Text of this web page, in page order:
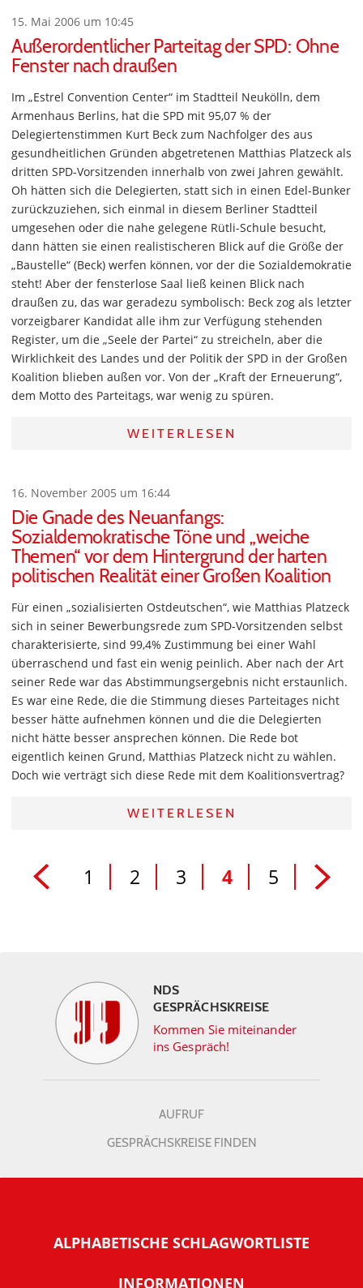
15. Mai 2006 um 10:45
Außerordentlicher Parteitag der SPD: Ohne
Fenster nach draußen
Im „Estrel Convention Center“ im Stadtteil Neukölln, dem
Armenhaus Berlins, hat die SPD mit 95,07 % der
Delegiertenstimmen Kurt Beck zum Nachfolger des aus
gesundheitlichen Gründen abgetretenen Matthias Platzeck als
dritten SPD-Vorsitzenden innerhalb von zwei Jahren gewählt.
Oh hätten sich die Delegierten, statt sich in einen Edel-Bunker
zurückzuziehen, sich einmal in diesem Berliner Stadtteil
umgesehen oder die nahe gelegene Rütli-Schule besucht,
dann hätten sie einen realistischeren Blick auf die Größe der
„Baustelle“ (Beck) werfen können, vor der die Sozialdemokratie
steht! Aber der fensterlose Saal ließ keinen Blick nach
draußen zu, das war geradezu symbolisch: Beck zog als letzter
vorzeigbarer Kandidat alle ihm zur Verfügung stehenden
Register, um die „Seele der Partei“ zu streicheln, aber die
Wirklichkeit des Landes und der Politik der SPD in der Großen
Koalition blieben außen vor. Von der „Kraft der Erneuerung“,
dem Motto des Parteitags, war wenig zu spüren.
WEITERLESEN
16. November 2005 um 16:44
Die Gnade des Neuanfangs:
Sozialdemokratische Töne und „weiche
Themen“ vor dem Hintergrund der harten
politischen Realität einer Großen Koalition
Für einen „sozialisierten Ostdeutschen“, wie Matthias Platzeck
sich in seiner Bewerbungsrede zum SPD-Vorsitzenden selbst
charakterisierte, sind 99,4% Zustimmung bei einer Wahl
überraschend und fast ein wenig peinlich. Aber nach der Art
seiner Rede war das Abstimmungsergebnis nicht erstaunlich.
Es war eine Rede, die die Stimmung dieses Parteitages nicht
besser hätte aufnehmen können und die die Delegierten
nicht hätte besser ansprechen können. Die Rede bot
eigentlich keinen Grund, Matthias Platzeck nicht zu wählen.
Doch wie verträgt sich diese Rede mit dem Koalitionsvertrag?
WEITERLESEN
1 2 3 4 5
NDS
GESPRÄCHSKREISE
Kommen Sie miteinander
ins Gespräch!
AUFRUF
GESPRÄCHSKREISE FINDEN
ALPHABETISCHE SCHLAGWORTLISTE
INFORMATIONEN